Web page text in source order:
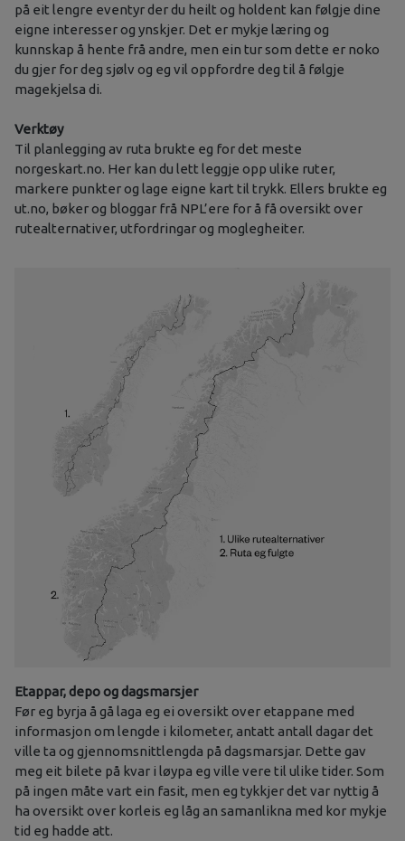
på eit lengre eventyr der du heilt og holdent kan følgje dine
eigne interesser og ynskjer. Det er mykje læring og
kunnskap å hente frå andre, men ein tur som dette er noko
du gjer for deg sjølv og eg vil oppfordre deg til å følgje
magekjelsa di.
Verktøy
Til planlegging av ruta brukte eg for det meste
norgeskart.no. Her kan du lett leggje opp ulike ruter,
markere punkter og lage eigne kart til trykk. Ellers brukte eg
ut.no, bøker og bloggar frå NPL’ere for å få oversikt over
rutealternativer, utfordringar og moglegheiter.
Etappar, depo og dagsmarsjer
Før eg byrja å gå laga eg ei oversikt over etappane med
informasjon om lengde i kilometer, antatt antall dagar det
ville ta og gjennomsnittlengda på dagsmarsjar. Dette gav
meg eit bilete på kvar i løypa eg ville vere til ulike tider. Som
på ingen måte vart ein fasit, men eg tykkjer det var nyttig å
ha oversikt over korleis eg låg an samanlikna med kor mykje
tid eg hadde att.